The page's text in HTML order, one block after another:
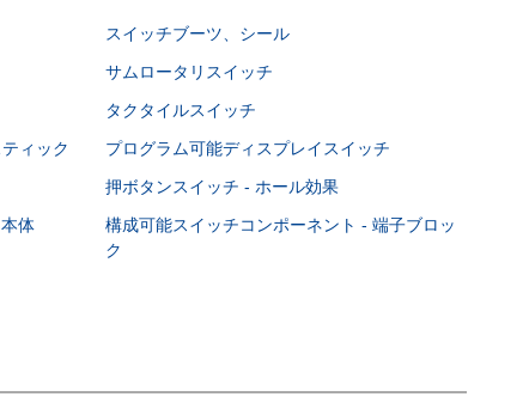
スイッチブーツ、シール
サムロータリスイッチ
タクタイルスイッチ
ィック
プログラム可能ディスプレイスイッチ
押ボタンスイッチ - ホール効果
体
構成可能スイッチコンポーネント - 端子ブロッ
ク